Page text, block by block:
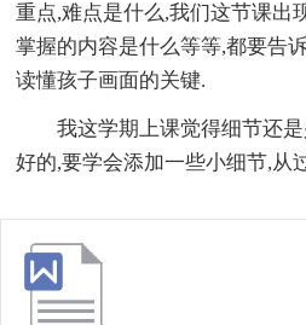
重点,难点是什么,我们这节课出
掌握的内容是什么等等,都要告
读懂孩子画面的关键.
我这学期上课觉得细节还
好的,要学会添加一些小细节,从